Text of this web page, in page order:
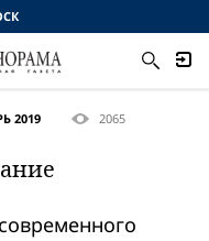
2019 2065